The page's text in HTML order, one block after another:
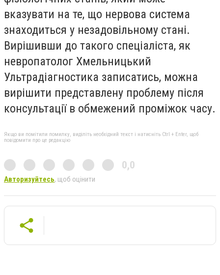
вказувати на те, що нервова система
знаходиться у незадовільному стані.
Вирішивши до такого спеціаліста, як
невропатолог Хмельницький
Ультрадіагностика записатись, можна
вирішити представлену проблему після
консультації в обмежений проміжок часу.
Якщо ви помітили помилку, виділіть необхідний текст і натисніть Ctrl + Enter, щоб
повідомити про це редакцію
0,0
Авторизуйтесь, щоб оцінити